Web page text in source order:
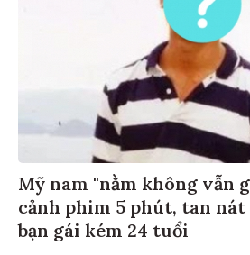
Mỹ nam "nằm không vẫn
cảnh phim 5 phút, tan
bạn gái kém 24 tuổi